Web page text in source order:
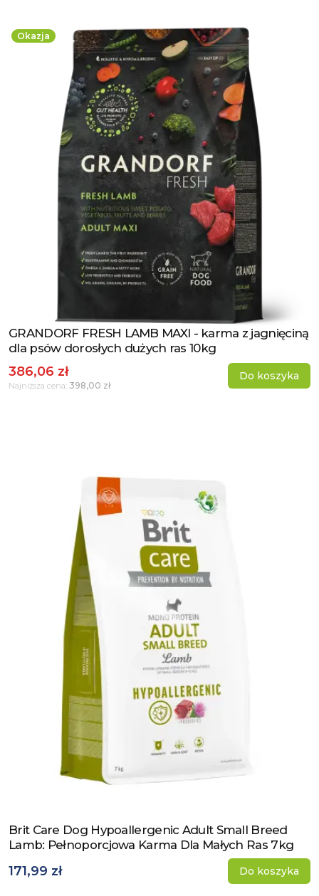
Okazja
Zobacz produkt
GRANDORF FRESH LAMB MAXI - karma z jagnięciną
dla psów dorosłych dużych ras 10kg
386,06 zł
Najniższa cena: 398,00 zł
Do koszyka
Zobacz produkt
Brit Care Dog Hypoallergenic Adult Small Breed
Lamb: Pełnoporcjowa Karma Dla Małych Ras 7kg
171,99 zł Do koszyka